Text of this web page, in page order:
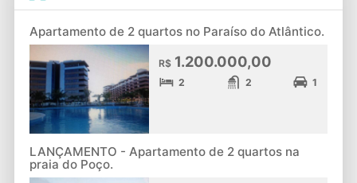
Apartamento de 2 quartos no Paraíso do Atlântico.
R$1.200.000,00
2 2 1
LANÇAMENTO - Apartamento de 2 quartos na
praia do Poço.